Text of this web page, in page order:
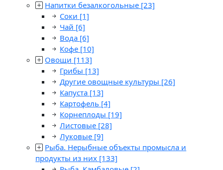
Напитки безалкогольные [23]
Соки [1]
Чай [6]
Вода [6]
Кофе [10]
Овощи [113]
Грибы [13]
Другие овощные культуры [26]
Капуста [13]
Картофель [4]
Корнеплоды [19]
Листовые [28]
Луковые [9]
Рыба. Нерыбные объекты промысла и
продукты из них [133]